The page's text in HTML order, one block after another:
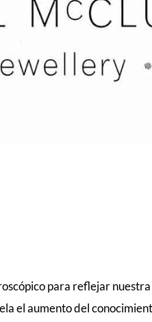
para reflejar
el aumento del